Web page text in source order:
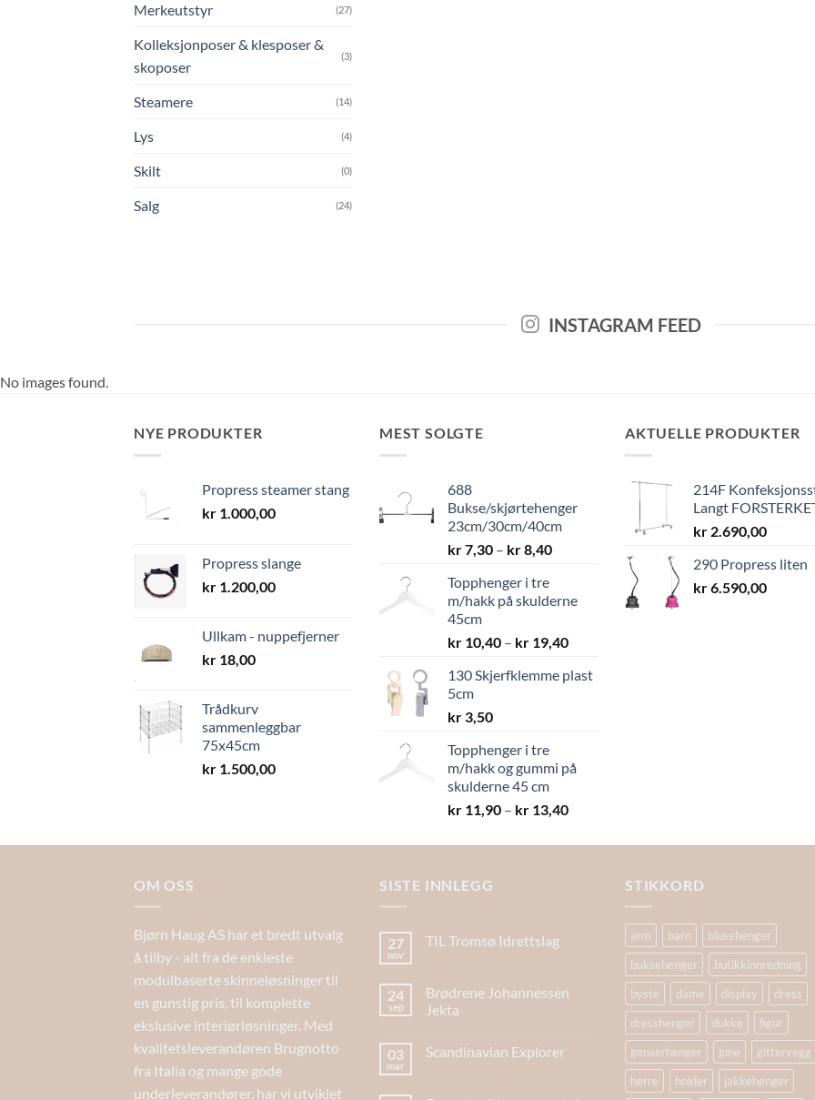
Merkeutstyr (27)
Kolleksjonposer & klesposer &
skoposer
(3)
Steamere (14)
Lys (4)
Skilt (0)
Salg (24)
INSTAGRAM FEED
No images found.
NYE PRODUKTER
Propress steamer stang
kr 1.000,00
Propress slange
kr 1.200,00
Ullkam - nuppefjerner
kr 18,00
Trådkurv
sammenleggbar
75x45cm
kr 1.500,00
MEST SOLGTE
688
Bukse/skjørtehenger
23cm/30cm/40cm
kr7,30 – kr8,40Prisområde:
kr 8,40
Topphenger i tre
m/hakk på skulderne
45cm
kr 10,40 – kr 19,40Prisområde:
til
130 Skjerfklemme plast
5cm
kr 3,50
Topphenger i tre
m/hakk og gummi på
skulderne 45 cm
kr 11,90 – kr 13,40Prisområde:
til
AKTUELLE PRODUKTER
214F
Langt
kr 2.690,00
290 Propress liten
kr6.590,00
OM OSS
Bjørn Haug AS har et bredt utvalg
å tilby - alt fra de enkleste
modulbaserte skinneløsninger til
en gunstig pris, til komplette
ekslusive interiørløsninger. Med
kvalitetsleverandøren Brugnotto
fra Italia og mange gode
underleverandører, har vi utviklet
SISTE INNLEGG
27
nov
TIL Tromsø Idrettslag
24
sep
Brødrene Johannessen
Jekta
03
mar
Scandinavian Explorer
STIKKORD
arm barn
blusehenger
buksehenger
butikkinnredning
byste
dame display
dress
dresshenger
dukke
figur
genserhenger
gine
gittervegg
herre
holder jakkehenger